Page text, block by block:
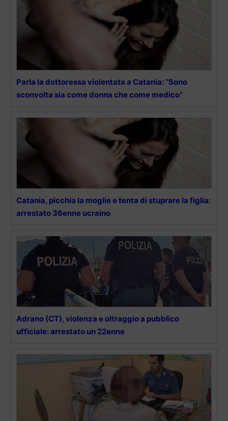
Parla la dottoressa violentata a Catania: “Sono
sconvolta sia come donna che come medico”
Catania, picchia la moglie e tenta di stuprare la figlia:
arrestato 36enne ucraino
Adrano (CT), violenza e oltraggio a pubblico
ufficiale: arrestato un 22enne